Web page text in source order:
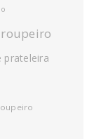
roupeiro
prateleira